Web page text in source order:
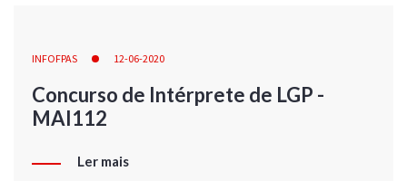
INFOFPAS 12-06-2020
Concurso de Intérprete de LGP -
MAI112
Ler mais